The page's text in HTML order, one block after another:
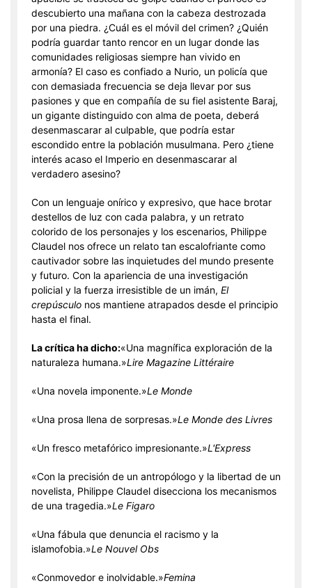
descubierto una mañana con la cabeza destrozada
por una piedra. ¿Cuál es el móvil del crimen? ¿Quién
podría guardar tanto rencor en un lugar donde las
comunidades religiosas siempre han vivido en
armonía? El caso es confiado a Nurio, un policía que
con demasiada frecuencia se deja llevar por sus
pasiones y que en compañía de su fiel asistente Baraj,
un gigante distinguido con alma de poeta, deberá
desenmascarar al culpable, que podría estar
escondido entre la población musulmana. Pero ¿tiene
interés acaso el Imperio en desenmascarar al
verdadero asesino?
Con un lenguaje onírico y expresivo, que hace brotar
destellos de luz con cada palabra, y un retrato
colorido de los personajes y los escenarios, Philippe
Claudel nos ofrece un relato tan escalofriante como
cautivador sobre las inquietudes del mundo presente
y futuro. Con la apariencia de una investigación
policial y la fuerza irresistible de un imán, El
crepúsculo nos mantiene atrapados desde el principio
hasta el final.
La crítica ha dicho:«Una magnífica exploración de la
naturaleza humana.»Lire Magazine Littéraire
«Una novela imponente.»Le Monde
«Una prosa llena de sorpresas.»Le Monde des Livres
«Un fresco metafórico impresionante.»L'Express
«Con la precisión de un antropólogo y la libertad de un
novelista, Philippe Claudel disecciona los mecanismos
de una tragedia.»Le Figaro
«Una fábula que denuncia el racismo y la
islamofobia.»Le Nouvel Obs
«Conmovedor e inolvidable.»Femina